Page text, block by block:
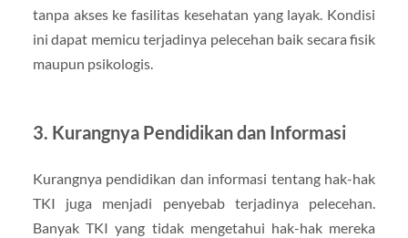
tanpa akses ke fasilitas kesehatan yang layak. Kondisi
ini dapat memicu terjadinya pelecehan baik secara fisik
maupun psikologis.
3. Kurangnya Pendidikan dan Informasi
Kurangnya pendidikan dan informasi tentang hak-hak
TKI juga menjadi penyebab terjadinya pelecehan.
Banyak TKI yang tidak mengetahui hak-hak mereka